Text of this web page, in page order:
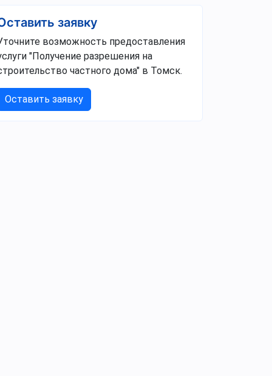
заявку
возможность предоставления
"Получение разрешения на
частного дома" в Томск.
Оставить заявку